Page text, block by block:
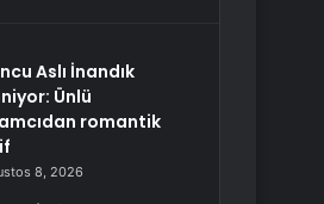
Aslı İnandık
Ünlü
romantik
8, 2026